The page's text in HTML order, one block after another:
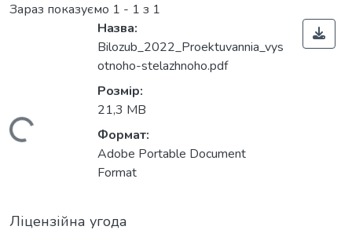
Зараз показуємо 1 - 1 з 1
Назва:
Bilozub_2022_Proektuvannia_vys
otnoho-stelazhnoho.pdf
Розмір:
21,3 MB
Формат:
Adobe Portable Document
Format
Ліцензійна угода